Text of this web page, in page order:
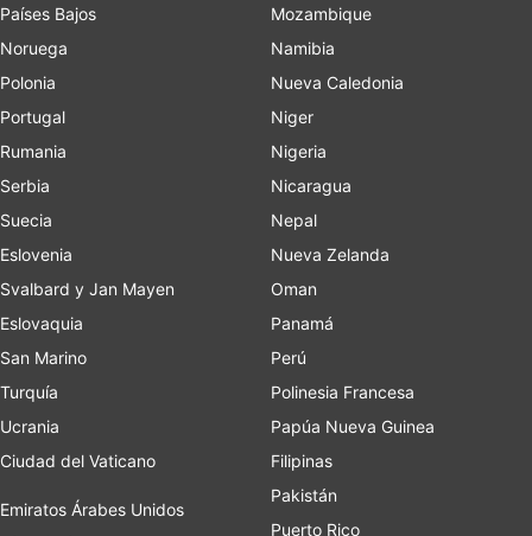
Países Bajos
Noruega
Polonia
Portugal
Rumania
Serbia
Suecia
Eslovenia
Svalbard y Jan Mayen
Eslovaquia
San Marino
Turquía
Ucrania
Ciudad del Vaticano
Emiratos Árabes Unidos
Mozambique
Namibia
Nueva Caledonia
Niger
Nigeria
Nicaragua
Nepal
Nueva Zelanda
Oman
Panamá
Perú
Polinesia Francesa
Papúa Nueva Guinea
Filipinas
Pakistán
Puerto Rico